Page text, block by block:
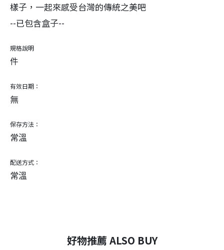
樣子，一起來感受台灣的傳統之美吧
--已包含盒子--
規格說明
件
有效日期：
無
保存方法：
常溫
配送方式：
常溫
好物推薦 ALSO BUY